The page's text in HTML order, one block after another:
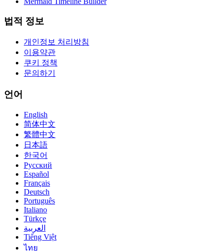
법적 정보
개인정보 처리방침
이용약관
쿠키 정책
문의하기
언어
English
简体中文
繁體中文
日本語
한국어
Русский
Español
Français
Deutsch
Português
Italiano
Türkçe
العربية
Tiếng Việt
ไทย